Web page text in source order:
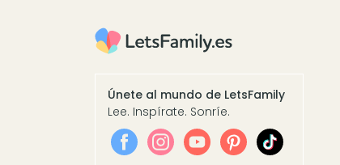
Únete al mundo de LetsFamily
Lee. Inspírate. Sonríe.